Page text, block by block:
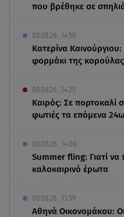
που βρέθηκε σε
08.08.26 , 14:50
Κατερίνα
φορμάκι της
08.08.26 , 14:25
Καιρός: Σε πορτοκαλί
φωτιές τα επόμενα
08.08.26 , 14:00
Summer fling: Γιατί να
καλοκαιρινό έρωτα
08.08.26 , 13:59
Αθηνά Οικονομάκου: